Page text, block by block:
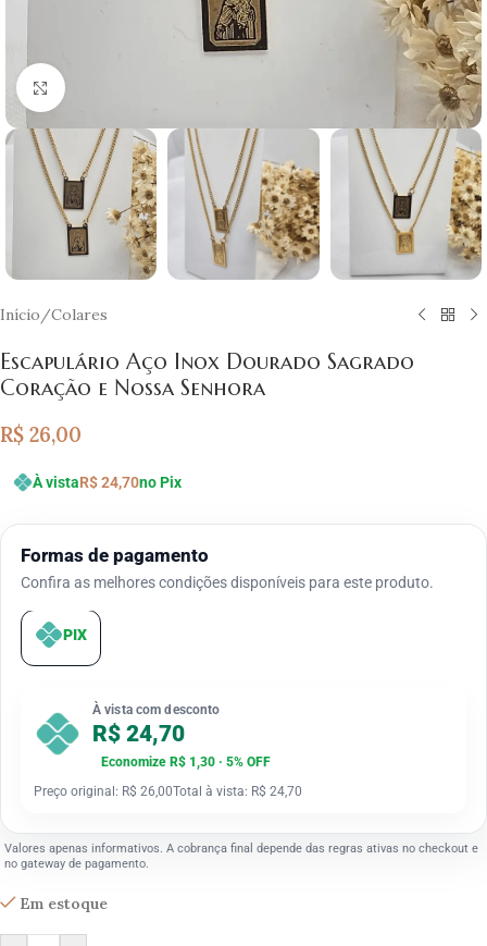
Clique para ampliar
Início/Colares
Escapulário Aço Inox Dourado Sagrado
Coração e Nossa Senhora
R$ 26,00
À vistaR$24,70no Pix
Formas de pagamento
Confira as melhores condições disponíveis para este produto.
PIX
À vista com desconto
R$ 24,70
Economize R$ 1,30 · 5% OFF
Preço original: R$ 26,00Total à vista: R$ 24,70
Valores apenas informativos. A cobrança final depende das regras ativas no checkout e
no gateway de pagamento.
Em estoque